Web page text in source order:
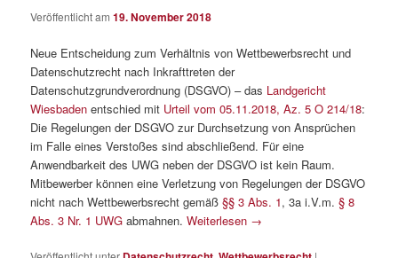
Veröffentlicht am19. November 2018
Neue Entscheidung zum Verhältnis von Wettbewerbsrecht und
Datenschutzrecht nach Inkrafttreten der
Datenschutzgrundverordnung (DSGVO) – das Landgericht
Wiesbaden entschied mit Urteil vom 05.11.2018, Az. 5 O 214/18:
Die Regelungen der DSGVO zur Durchsetzung von Ansprüchen
im Falle eines Verstoßes sind abschließend. Für eine
Anwendbarkeit des UWG neben der DSGVO ist kein Raum.
Mitbewerber können eine Verletzung von Regelungen der DSGVO
nicht nach Wettbewerbsrecht gemäß§§ 3 Abs. 1, 3a i.V.m.§ 8
Abs. 3 Nr. 1 UWG abmahnen.Weiterlesen →